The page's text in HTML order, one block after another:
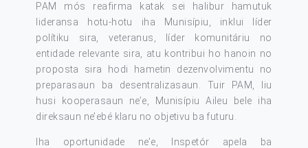
PAM mós reafirma katak sei halibur hamutuk
lideransa hotu-hotu iha Munisípiu, inklui líder
polítiku sira, veteranus, líder komunitáriu no
entidade relevante sira, atu kontribui ho hanoin no
proposta sira hodi hametin dezenvolvimentu no
preparasaun ba desentralizasaun. Tuir PAM, liu
husi kooperasaun ne’e, Munisípiu Aileu bele iha
direksaun ne’ebé klaru no objetivu ba futuru.
Iha oportunidade ne’e, Inspetór apela ba